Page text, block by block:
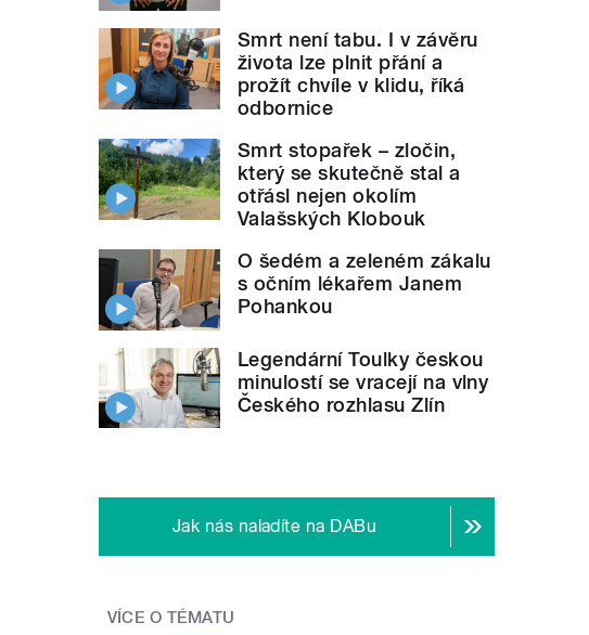
Smrt není tabu. I v závěru
života lze plnit přání a
prožít chvíle v klidu, říká
odbornice
Smrt stopařek – zločin,
který se skutečně stal a
otřásl nejen okolím
Valašských Klobouk
O šedém a zeleném zákalu
s očním lékařem Janem
Pohankou
Legendární Toulky českou
minulostí se vracejí na vlny
Českého rozhlasu Zlín
Jak nás naladíte na DABu
VÍCE O TÉMATU